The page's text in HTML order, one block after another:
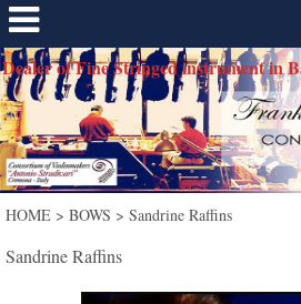
Dealer of Fine Stringed instrument in
HOME> BOWS > Sandrine Raffins
Sandrine Raffins